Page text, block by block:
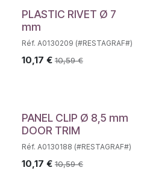
PLASTIC RIVET Ø 7
mm
Réf. A0130209 (#RESTAGRAF#)
10,17 € 10,59€
PANEL CLIP Ø 8,5 mm
DOOR TRIM
Réf. A0130188 (#RESTAGRAF#)
10,17 € 10,59€